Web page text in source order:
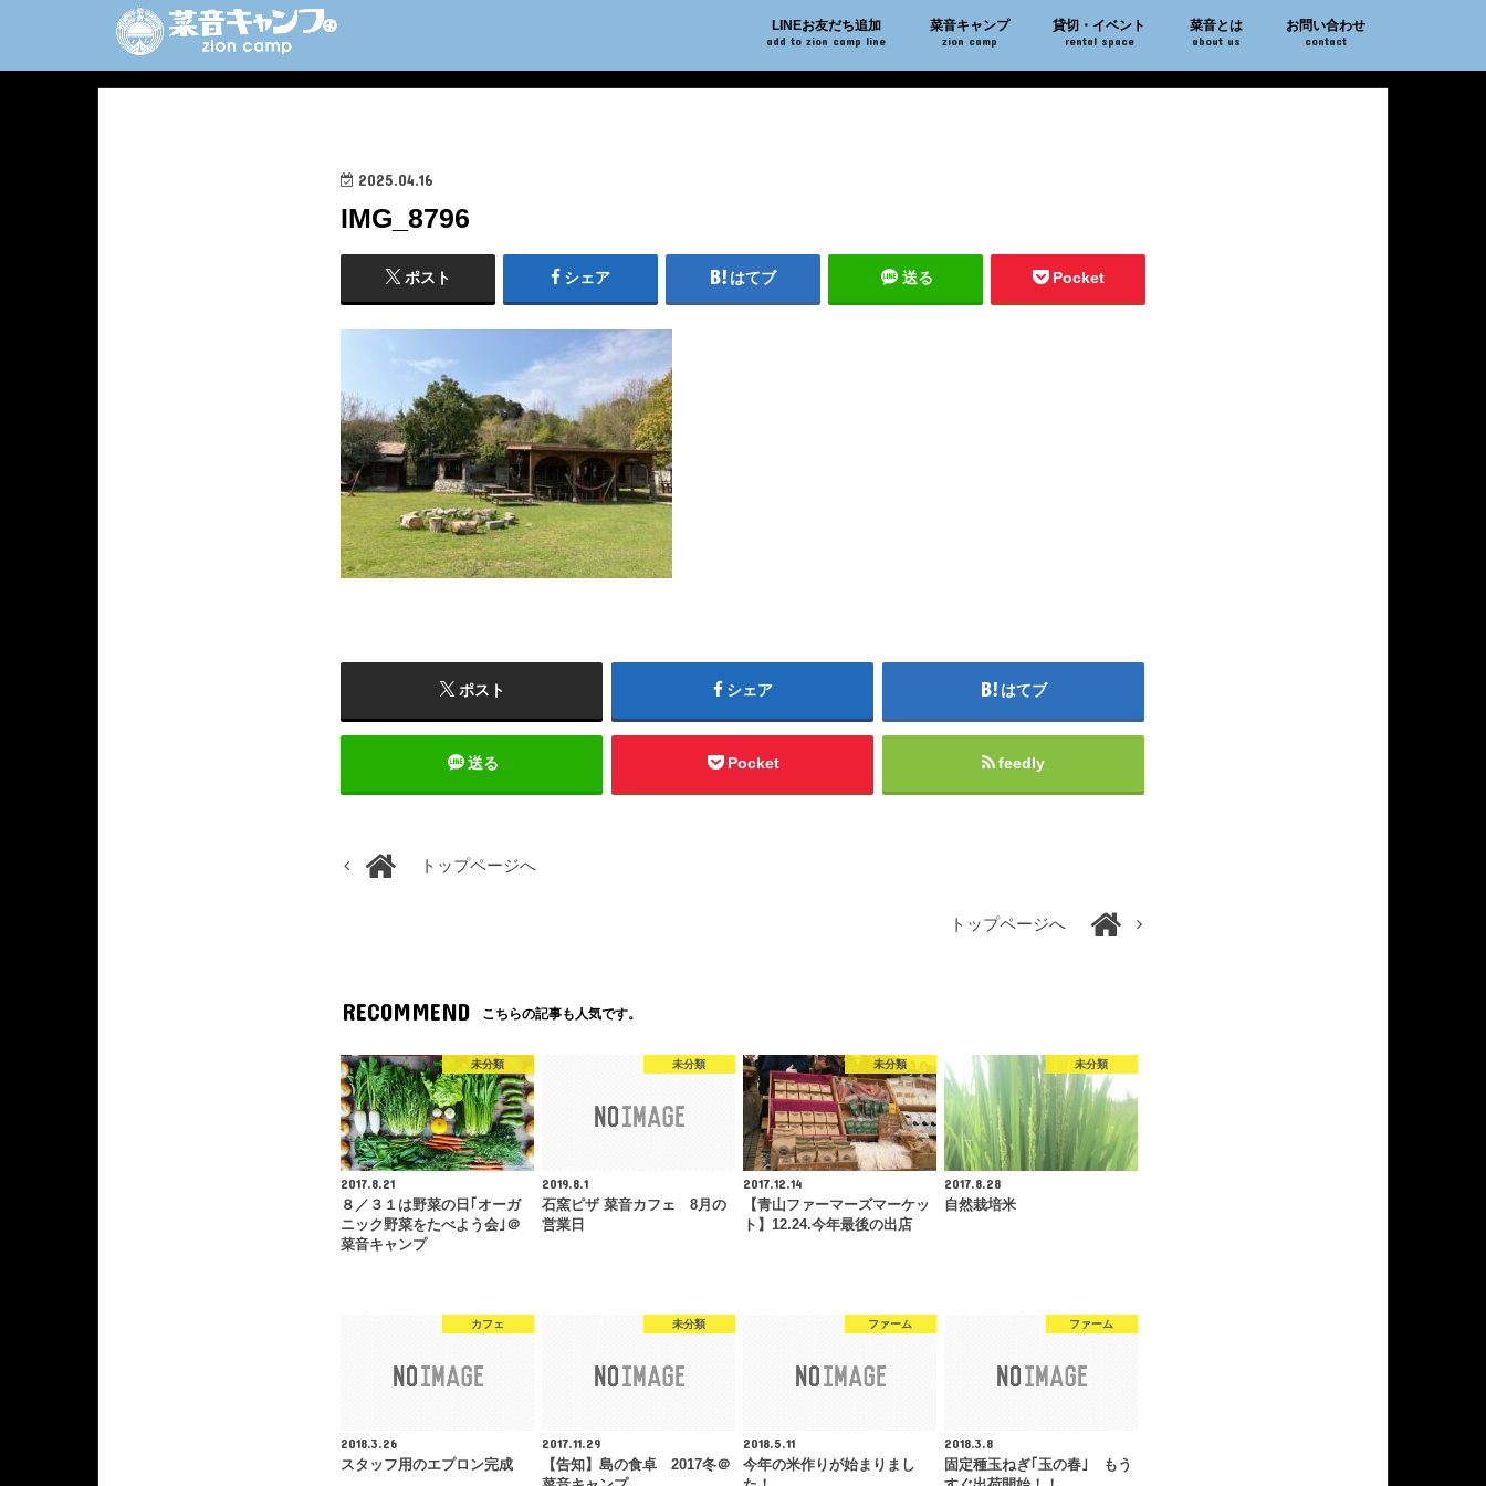
LINEお友だち追加
add to zion camp line
菜音キャンプ
zion camp
貸切・イベント
rental space
菜音とは
about us
お問い合わせ
contact
2025.04.16
IMG_8796
ポスト シェア はてブ 送る Pocket
ポスト シェア はてブ
送る Pocket feedly
トップページへ
トップページへ
RECOMMEND こちらの記事も人気です。
未分類
2017.8.21
８／３１は野菜の日｢オーガ
ニック野菜をたべよう会｣＠
菜音キャンプ
未分類
2019.8.1
石窯ピザ 菜音カフェ 8月の
営業日
未分類
2017.12.14
【青山ファーマーズマーケッ
ト】12.24.今年最後の出店
未分類
2017.8.28
自然栽培米
カフェ
2018.3.26
スタッフ用のエプロン完成
未分類
2017.11.29
【告知】島の食卓 2017冬＠
ファーム
2018.5.11
今年の米作りが始まりまし
ファーム
2018.3.8
固定種玉ねぎ｢玉の春｣ もう